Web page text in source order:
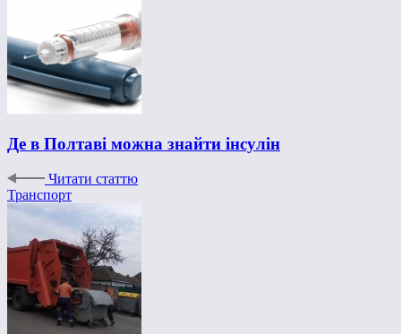
Де в Полтаві можна знайти інсулін
Читати статтю
Транспорт